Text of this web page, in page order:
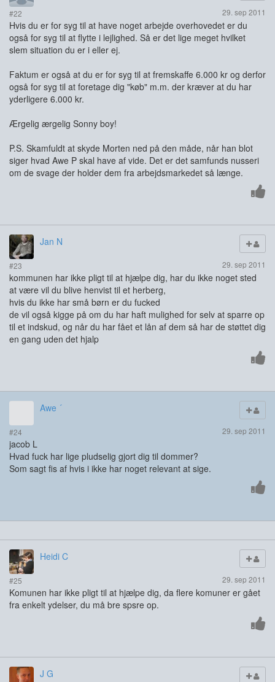
#22 29. sep 2011
Hvis du er for syg til at have noget arbejde overhovedet er du
også for syg til at flytte i lejlighed. Så er det lige meget hvilket
slem situation du er i eller ej.
Faktum er også at du er for syg til at fremskaffe 6.000 kr og derfor
også for syg til at foretage dig "køb" m.m. der kræver at du har
yderligere 6.000 kr.
Ærgelig ærgelig Sonny boy!
P.S. Skamfuldt at skyde Morten ned på den måde, når han blot
siger hvad Awe P skal have af vide. Det er det samfunds nusseri
om de svage der holder dem fra arbejdsmarkedet så længe.
Jan N
#23 29. sep 2011
kommunen har ikke pligt til at hjælpe dig, har du ikke noget sted
at være vil du blive henvist til et herberg,
hvis du ikke har små børn er du fucked
de vil også kigge på om du har haft mulighed for selv at sparre op
til et indskud, og når du har fået et lån af dem så har de støttet dig
en gang uden det hjalp
Awe ´
#24 29. sep 2011
jacob L
Hvad fuck har lige pludselig gjort dig til dommer?
Som sagt fis af hvis i ikke har noget relevant at sige.
Heidi C
#25 29. sep 2011
Komunen har ikke pligt til at hjælpe dig, da flere komuner er gået
fra enkelt ydelser, du må bre spsre op.
J G